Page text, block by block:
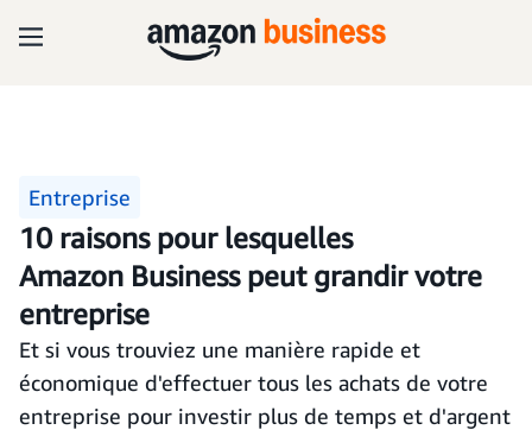
Entreprise
10 raisons pour lesquelles
Amazon Business peut grandir votre
entreprise
Et si vous trouviez une manière rapide et
économique d'effectuer tous les achats de votre
entreprise pour investir plus de temps et d'argent